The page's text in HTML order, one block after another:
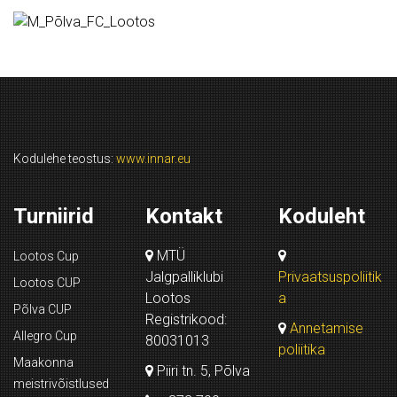
Kodulehe teostus: www.innar.eu
Turniirid
Lootos Cup
Lootos CUP
Põlva CUP
Allegro Cup
Maakonna
meistrivõistlused
Kontakt
MTÜ
Jalgpalliklubi
Lootos
Registrikood:
80031013
Piiri tn. 5, Põlva
Koduleht
Privaatsuspoliitik
a
Annetamise
poliitika